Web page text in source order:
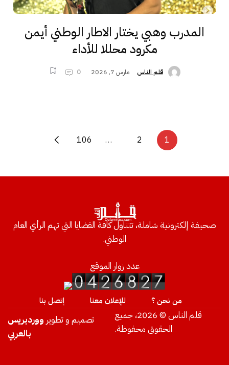
المدرب وهبي يختار الاطار الوطني أيمن
مكرود محللا للأداء
قلم الناس مارس 7, 2026 0
1
2
…
106
صحيفة إلكترونية شاملة، تتناول كافة القضايا التي تهم الرأي العام
الوطني.
عدد زوار الموقع
من نحن ؟ للإعلان معنا إتصل بنا
قلم الناس © 2026، جميع
الحقوق محفوظة.
تصميم و تطوير ووردبريس
بالعربي